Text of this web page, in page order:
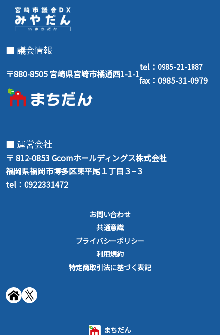
■ 議会情報
〒880-8505 宮崎県宮崎市橘通西1-1-1
tel： 0985-21-1887
fax：0985-31-0979
■ 運営会社
〒 812-0853 Gcomホールディングス株式会社
福岡県福岡市博多区東平尾１丁目３−３
tel：0922331472
お問い合わせ
共通意識
プライバシーポリシー
利用規約
特定商取引法に基づく表記
まちだん